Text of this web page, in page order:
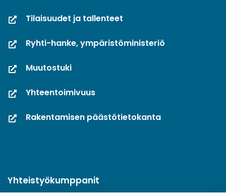
Tilaisuudet ja tallenteet
Ryhti-hanke, ympäristöministeriö
Muutostuki
Yhteentoimivuus
Rakentamisen päästötietokanta
Yhteistyökumppanit